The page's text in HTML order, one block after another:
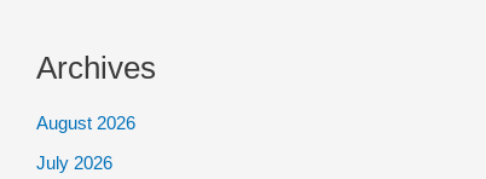
Archives
August 2026
July 2026